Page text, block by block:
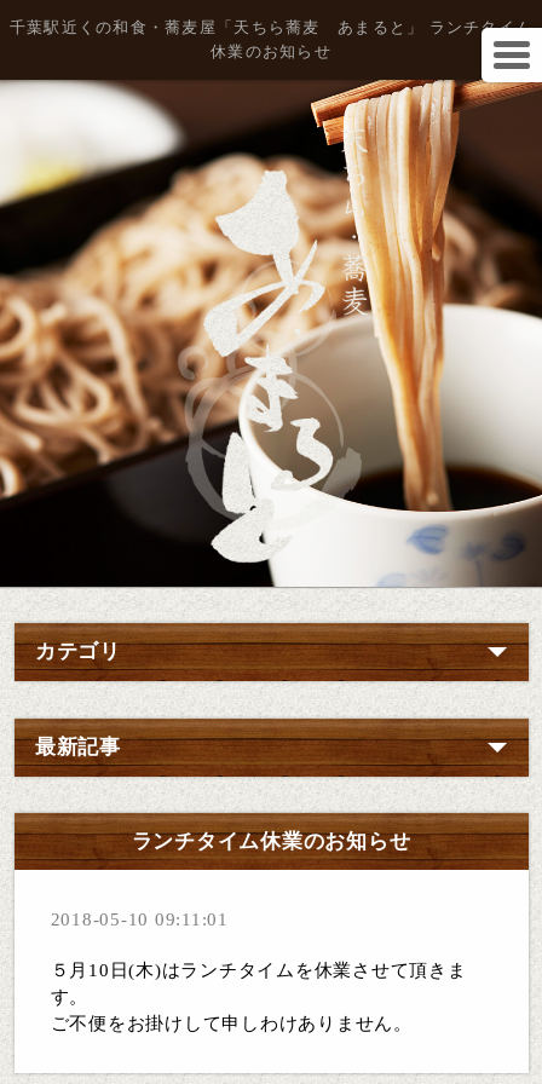
千葉駅近くの和食・蕎麦屋「天ちら蕎麦 あまると」 ランチタイム
休業のお知らせ
カテゴリ
最新記事
ランチタイム休業のお知らせ
2018-05-10 09:11:01
５月10日(木)はランチタイムを休業させて頂きま
す。
ご不便をお掛けして申しわけありません。